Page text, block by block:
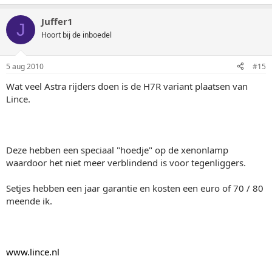
J Juffer1
Hoort bij de inboedel
5 aug 2010 #15
Wat veel Astra rijders doen is de H7R variant plaatsen van
Lince.
Deze hebben een speciaal "hoedje" op de xenonlamp
waardoor het niet meer verblindend is voor tegenliggers.
Setjes hebben een jaar garantie en kosten een euro of 70 / 80
meende ik.
www.lince.nl